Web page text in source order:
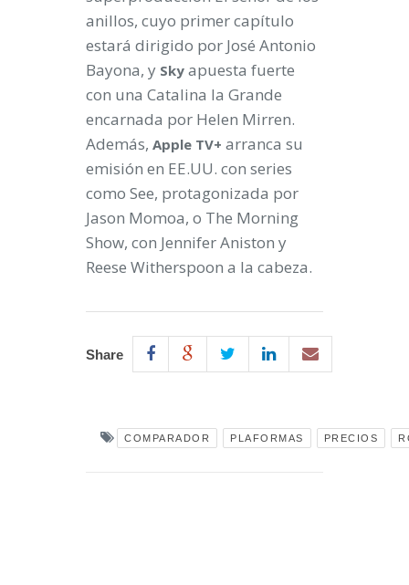
anillos, cuyo primer capítulo
estará dirigido por José Antonio
Bayona, y Sky apuesta fuerte
con una Catalina la Grande
encarnada por Helen Mirren.
Además, Apple TV+ arranca su
emisión en EE.UU. con series
como See, protagonizada por
Jason Momoa, o The Morning
Show, con Jennifer Aniston y
Reese Witherspoon a la cabeza.
Share
COMPARADOR PLAFORMAS PRECIOS